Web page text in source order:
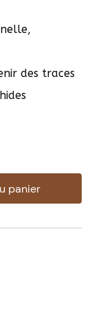
des traces
panier